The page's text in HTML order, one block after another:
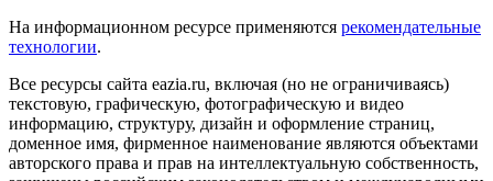
На информационном ресурсе применяются рекомендательные
технологии.
Все ресурсы сайта eazia.ru, включая (но не ограничиваясь)
текстовую, графическую, фотографическую и видео
информацию, структуру, дизайн и оформление страниц,
доменное имя, фирменное наименование являются объектами
авторского права и прав на интеллектуальную собственность,